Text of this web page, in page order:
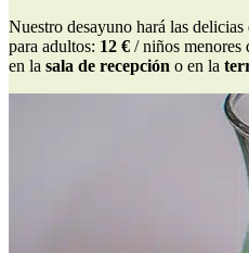
Nuestro desayuno hará las
para adultos: 12 € / niños menores
en la sala de recepción o en la